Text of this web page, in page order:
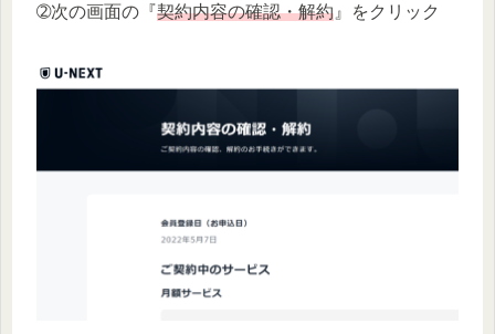
➁次の画面の『契約内容の確認・解約 』をクリック